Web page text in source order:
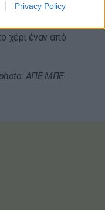
Privacy Policy
αυθαιρεσίας
χέρι έναν από
ΑΠΕ-ΜΠΕ-